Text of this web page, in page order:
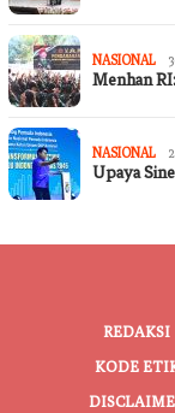
NASIONAL
Menhan
NASIONAL
Upaya
REDAKSI
KODE